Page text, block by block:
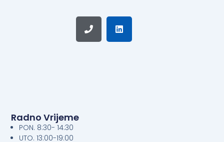
Radno Vrijeme
PON. 8:30- 14:30
UTO. 13:00-19:00